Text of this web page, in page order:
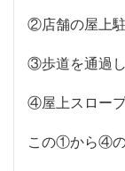
②店舗の屋上
③歩道を通過
④屋上スロー
この①から④の